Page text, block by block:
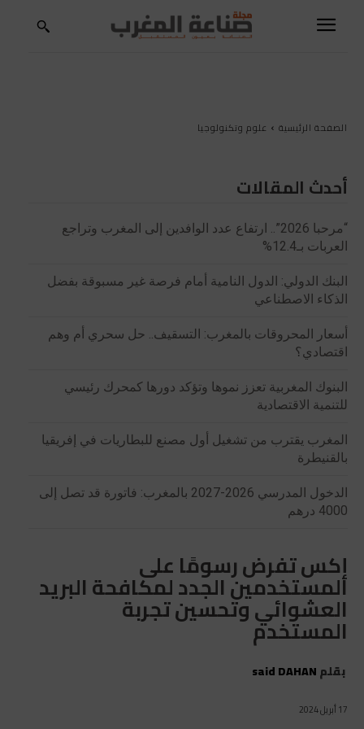
الصفحة الرئيسية علوم وتكنولوجيا
أحدث المقالات
“مرحبا 2026”.. ارتفاع عدد الوافدين إلى المغرب وتراجع
العربات بـ12.4%
البنك الدولي: الدول النامية أمام فرصة غير مسبوقة بفضل
الذكاء الاصطناعي
أسعار المحروقات بالمغرب: التسقيف.. حل سحري أم وهم
اقتصادي؟
البنوك المغربية تعزز نموها وتؤكد دورها كمحرك رئيسي
للتنمية الاقتصادية
المغرب يقترب من تشغيل أول مصنع للبطاريات في إفريقيا
بالقنيطرة
الدخول المدرسي 2026-2027 بالمغرب: فاتورة قد تصل إلى
4000 درهم
إكس تفرض رسومًا على
المستخدمين الجدد لمكافحة البريد
العشوائي وتحسين تجربة
المستخدم
بقلمsaid DAHAN
17 أبريل 2024